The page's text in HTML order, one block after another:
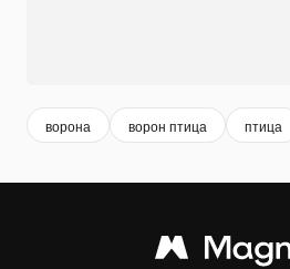
ворона ворон птица птица